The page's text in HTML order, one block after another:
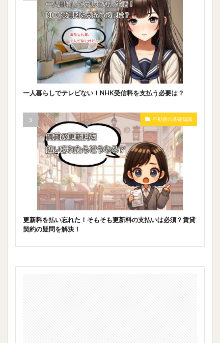
一人暮らしでテレビない！NHK受信料を支払う必要は？
不動産の基礎知識
更新料を払い忘れた！そもそも更新料の支払いは必須？賃貸
契約の疑問を解決！